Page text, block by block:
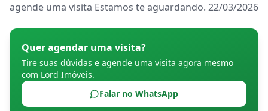
agende uma visita Estamos te aguardando. 22/03/2026
Quer agendar uma visita?
Tire suas dúvidas e agende uma visita agora mesmo
com Lord Imóveis.
Falar no WhatsApp